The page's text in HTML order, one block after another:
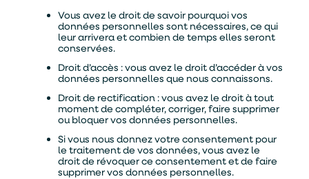
Vous avez le droit de savoir pourquoi vos
données personnelles sont nécessaires, ce qui
leur arrivera et combien de temps elles seront
conservées.
Droit d’accès : vous avez le droit d’accéder à vos
données personnelles que nous connaissons.
Droit de rectification : vous avez le droit à tout
moment de compléter, corriger, faire supprimer
ou bloquer vos données personnelles.
Si vous nous donnez votre consentement pour
le traitement de vos données, vous avez le
droit de révoquer ce consentement et de faire
supprimer vos données personnelles.